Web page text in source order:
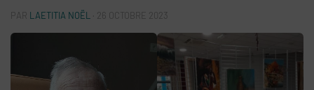
LAETITIA NOËL 26 OCTOBRE 2023